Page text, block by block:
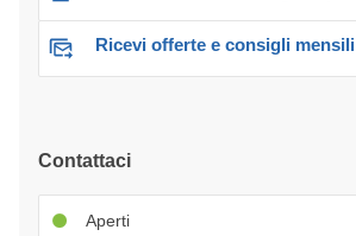
Ricevi offerte e consigli mensili
Contattaci
Aperti